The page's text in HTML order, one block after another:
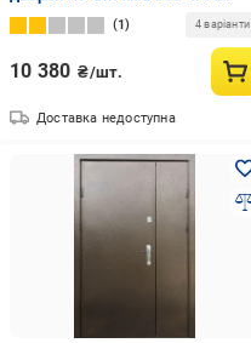
(Вулиця) сірий / оксид темний
2050x960 мм ліві
1 4 варіанти
10 380 ₴/шт.
Доставка недоступна